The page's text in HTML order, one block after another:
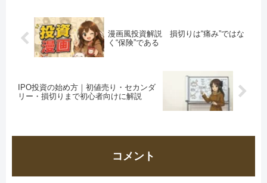
漫画風投資解説 損切りは“痛み”ではな
く“保険”である
IPO投資の始め方｜初値売り・セカンダ
リー・損切りまで初心者向けに解説
コメント